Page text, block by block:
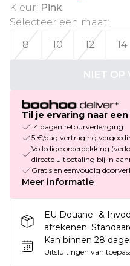
Kleur: Pink
Selecteer een maat:
8
10 12 14
NIET OP
Til je ervaring naar
14 dagen retourverlenging
5 €/dag vertraging
Volledige orderdekking
directe uitbetaling bij in
Gratis en eenvoudig
Meer informatie
EU Douane- &
afrekenen.
Kan binnen 28
Uitsluitingen van